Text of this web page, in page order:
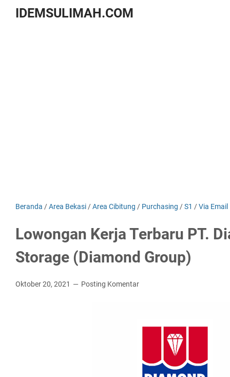
IDEMSULIMAH.COM
Beranda /Area Bekasi /Area Cibitung / Purchasing /S1 /Via Email
Lowongan Kerja Terbaru PT.
Storage (Diamond Group)
Oktober 20, 2021 Posting Komentar